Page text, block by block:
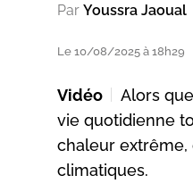
Par Youssra Jaoual
Le 10/08/2025 à 18h29
Vidéo
Alors
vie quotidienne
chaleur extrême,
climatiques.